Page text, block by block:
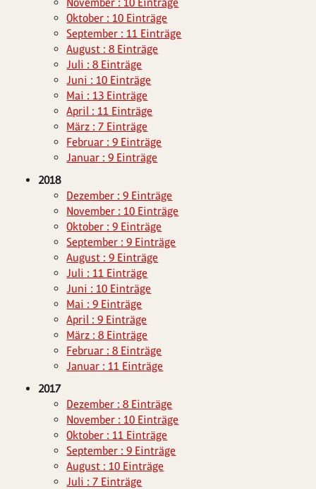
Oktober : 10 Einträge
September : 11 Einträge
August : 8 Einträge
Juli : 8 Einträge
Juni : 10 Einträge
Mai : 13 Einträge
April : 11 Einträge
März : 7 Einträge
Februar : 9 Einträge
Januar : 9 Einträge
2018
Dezember : 9 Einträge
November : 10 Einträge
Oktober : 9 Einträge
September : 9 Einträge
August : 9 Einträge
Juli : 11 Einträge
Juni : 10 Einträge
Mai : 9 Einträge
April : 9 Einträge
März : 8 Einträge
Februar : 8 Einträge
Januar : 11 Einträge
2017
Dezember : 8 Einträge
November : 10 Einträge
Oktober : 11 Einträge
September : 9 Einträge
August : 10 Einträge
Juli : 7 Einträge